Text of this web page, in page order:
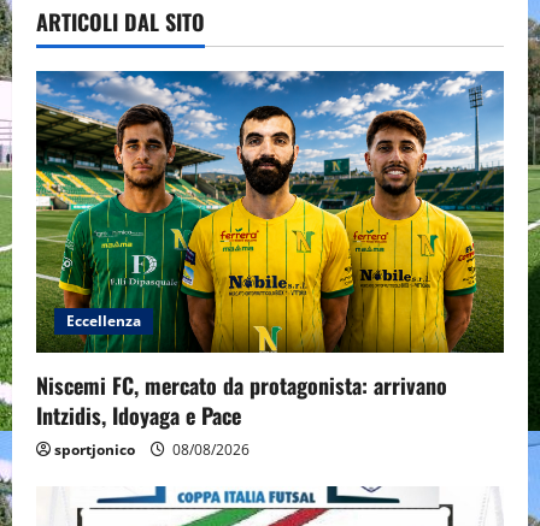
ARTICOLI DAL SITO
Eccellenza
Niscemi FC, mercato da protagonista: arrivano
Intzidis, Idoyaga e Pace
sportjonico 08/08/2026